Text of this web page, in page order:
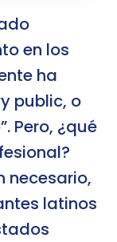
en los
ha
public, o
Pero, ¿qué
necesario,
latinos